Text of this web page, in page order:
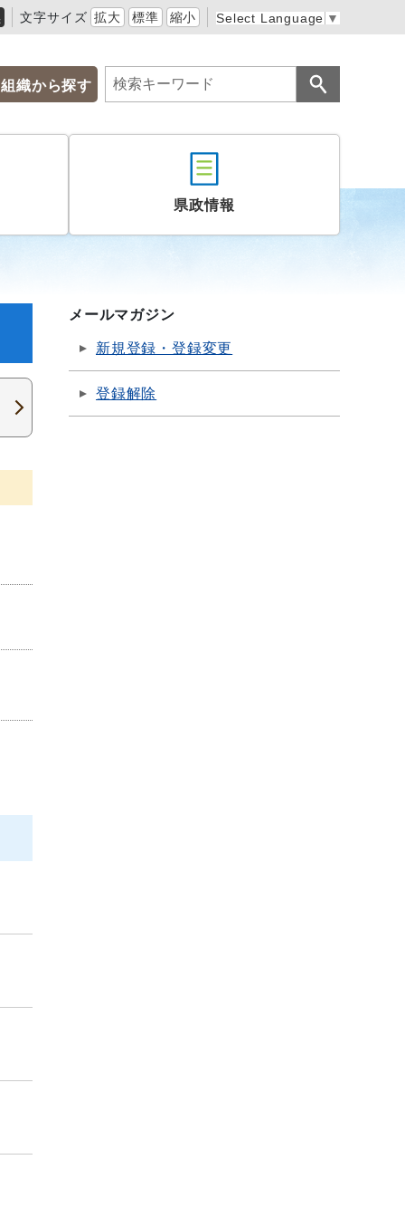
文字サイズ 拡大 標準 縮小 Select Language ▼
組織から探す
県政情報
メールマガジン
新規登録・登録変更
登録解除